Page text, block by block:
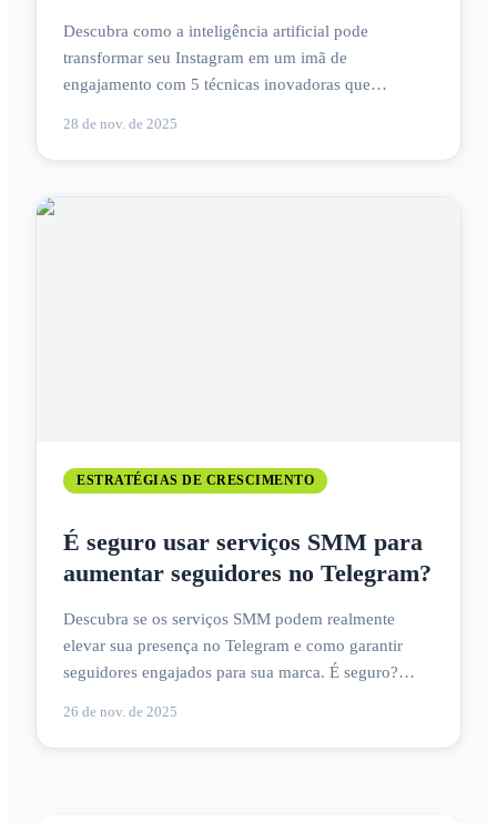
Descubra como a inteligência artificial pode
transformar seu Instagram em um imã de
engajamento com 5 técnicas inovadoras que
28 de nov. de 2025
ESTRATÉGIAS DE CRESCIMENTO
É seguro usar serviços SMM para
aumentar seguidores no Telegram?
Descubra se os serviços SMM podem realmente
elevar sua presença no Telegram e como garantir
seguidores engajados para sua marca. É seguro?
26 de nov. de 2025